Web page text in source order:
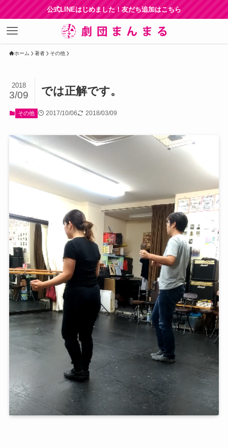
公式LINEはじめました！友だち追加はこちら
ホーム 著者 その他
では正解です。
2018
3/09
その他 2017/10/06 2018/03/09